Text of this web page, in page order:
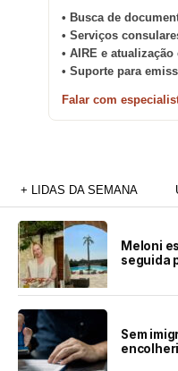
• Busca de
• Serviços
• AIRE e atualização
• Suporte para
Falar com
+ LIDAS DA SEMANA
Meloni
seguida
Sem